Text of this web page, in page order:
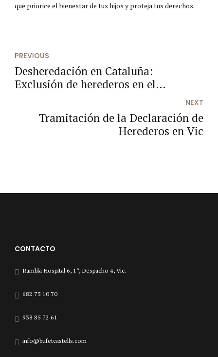
que priorice el bienestar de tus hijos y proteja tus derechos.
PREVIOUS
Desheredación en Cataluña:
Exclusión de herederos en el
desheredaciones injustas
NEXT
Tramitación de la Declaración de
Herederos en Vic
CONTACTO
Rambla Hospital 6, 1º, Despacho 4, Vic.
682 75 10 70
938 85 72 61
info@bufetcastells.com